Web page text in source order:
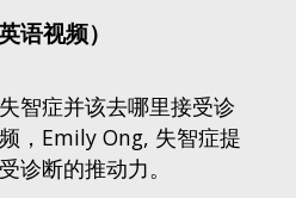
英语视频）
智症并该去哪里接受诊
，Emily Ong, 失智症提
诊断的推动力。